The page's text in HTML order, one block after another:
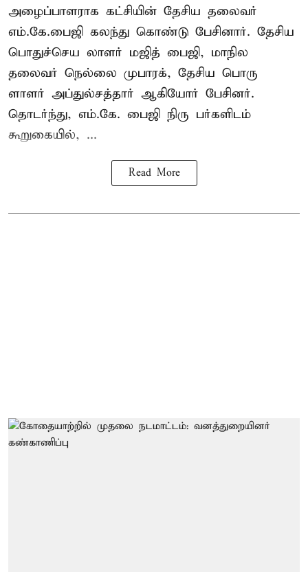
அழைப்பாளராக கட்சியின் தேசிய தலைவர்
எம்.கே.பைஜி கலந்து கொண்டு பேசினார். தேசிய
பொதுச்செய லாளர் மஜித் பைஜி, மாநில
தலைவர் நெல்லை முபாரக், தேசிய பொரு
ளாளர் அப்துல்சத்தார் ஆகியோர் பேசினர்.
தொடர்ந்து, எம்.கே. பைஜி நிரு பர்களிடம்
கூறுகையில், ...
Read More